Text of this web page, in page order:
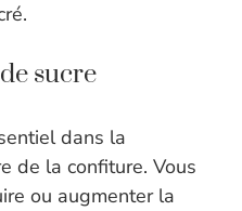
sucre
dans la
de la confiture. Vous
ou augmenter la